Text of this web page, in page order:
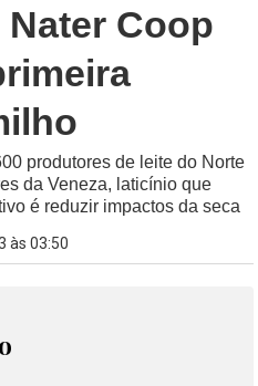
Coop
produtores de leite do Norte
da Veneza, laticínio que
é reduzir impactos da seca
às 03:50